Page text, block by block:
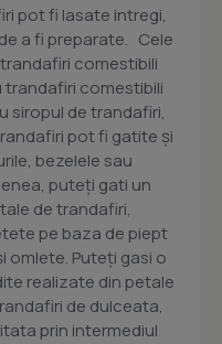
pot fi lasate intregi,
a fi preparate. Cele
comestibili
comestibili
siropul de trandafiri,
pot fi gatite și
bezelele sau
puteți gati un
de trandafiri,
pe baza de piept
omlete. Puteți gasi o
realizate din petale
de dulceata,
prin intermediul